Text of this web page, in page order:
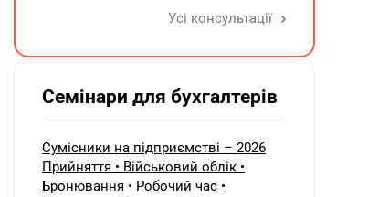
власності із поділом на частки
Усі консультації
Семінари для бухгалтерів
Сумісники на підприємстві – 2026
Прийняття • Військовий облік •
Бронювання • Робочий час •